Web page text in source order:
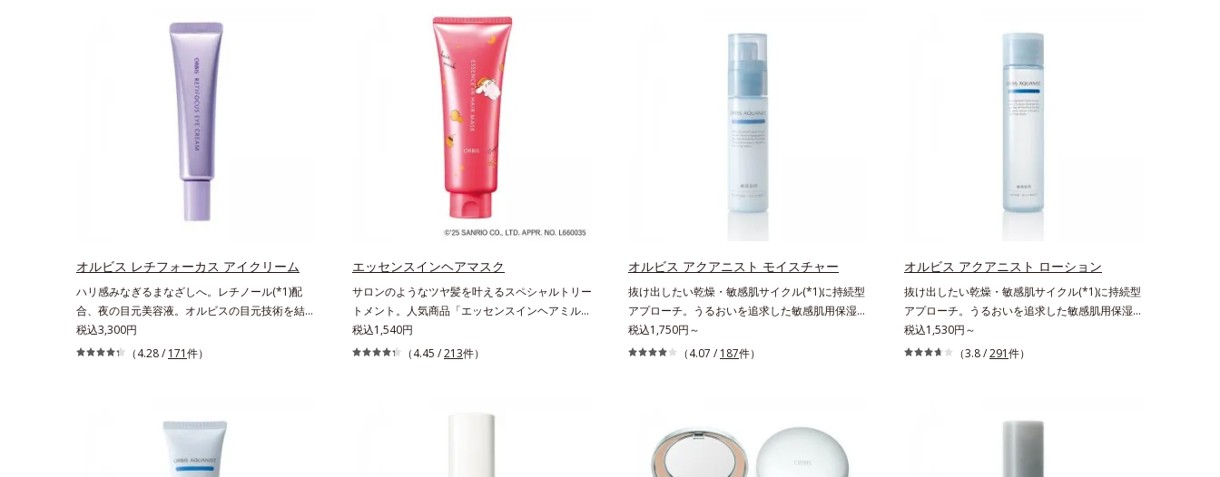
（2プッシュ程度）をとり、手のひら全体にさっ
と広げます。2.肌の上で軽くらせんを描くよう
に、メイクとよくなじませます。※落ちにくいメ
イクを落とす際は、乾いた手にとり、メイクとし
っかりなじませてください。3.メイクとなじんだ
ら、水またはぬるま湯でよく洗い流します。4.そ
い情報は商品ページをご覧ください。・BEAUTY
凸、色ムラなどの大人の肌悩みをポンポンするだ
けで簡単にカバーし、まるで素肌そのものが美し
くなったような、うるツヤ美肌を演出します。*
ラウロイルリシン配合＝肌なじみを良くする仕上
を持つアイテムは本来多くのオイルが必要です
が、オルビス ミスターは少ないオイル(*1)でも多
くのUVカット成分を抱え込む技術を採用しまし
た。さらに皮脂吸着パウダー(*2)も配合。ベタつ
きにくいみずみずしい使用感で、塗ることでスキ
ンケア後のようなサラサラ肌が続きます。大人男
性の悩み、シミ(*3)とテカリ(*4)の両方に応える
アイテムです。*1 自社比較*2 アクリレーツコポ
リマー配合＝化粧持ち向上成分*3 日焼けによる
シミ予防*4 皮脂吸着によるテカリ防止
ションです。年齢とともに増えていくお悩みを自
がりを叶えるのは、微細で均一なカバー粉体(*1)
ら。粉体の表面にダマ防止の特殊コーティングを
施すことで、カバー粉体は薄く・均一に凹凸へフ
ィット。毛穴や色ムラをカバーしながら自然な仕
けている間に保湿成分が肌へ浸透(*2)するスキン
生み出すことで、“つるん”とした光のヴェールを
カラー成分（酸化チタン、酸化鉄、ステアロイル
グルタミン酸2Na）配合＝自然な仕上がりで肌悩
みをカバーする粉体*2 角層まで*3 肌のキメを整
え、粉体を密着させる設計のこと
粧下地・カラーコントロール・コンシーラー・パ
BB。慌ただしい朝でもパパッと塗るだけで、厚
塗り感のない、自然なツヤめきのある美肌に整え
ます。*1 年齢を重ねた肌*2 オルビス内BBクリ
オルビス レチフォーカス アイクリーム
ハリ感みなぎるまなざしへ。レチノール(*1)配
合、夜の目元美容液。オルビスの目元技術を結集
し、ハリ感みなぎるまなざしへ。レチノール(*1)
配合の目元美容液です。目元悩みをマルチにケア
のび広がり、肌表面にピン！としたハリ感を与
え、さらに疑似セラミド(*3)が角層の隙間に浸透
(*4)。夜のスキンケアの最後にプラスすることで
税込3,300円
（4.28 / 171件）
エッセンスインヘアマスク
サロンのようなツヤ髪を叶えるスペシャルトリー
トメント。人気商品「エッセンスインヘアミル
ク」と同じシリーズの、お風呂で美しいツヤ髪を
叶えるスペシャルヘアマスクです。シャンプー後
税込1,540円
（4.45 /213件）
オルビス アクアニスト モイスチャー
抜け出したい乾燥・敏感肌サイクル(*1)に持続型
アプローチ。うるおいを追求した敏感肌用保湿ス
キンケア(*2)。うるおいを逃し、刺激を受けやす
い角層の“乾燥敏感スランプ(*3)”に悩む敏感な肌
ローチする持続型トリプルアミノ酸(*4)を配合。
もともと体内にあるアミノ酸は異物として排出さ
れにくく、肌にとどまってうるおいを蓄えてくれ
税込1,750円～
（4.07 / 187件）
オルビス アクアニスト ローション
抜け出したい乾燥・敏感肌サイクル(*1)に持続型
アプローチ。うるおいを追求した敏感肌用保湿ス
キンケア(*2)。うるおいを逃し、刺激を受けやす
い角層の“乾燥敏感スランプ(*3)”に悩む敏感な肌
ローチする持続型トリプルアミノ酸(*4)を配合。
税込1,530円～
（3.8 /291件）